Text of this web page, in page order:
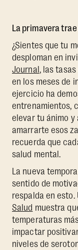
La primavera
¿Sientes que tu
desploman en
Journal , las
en los meses de
ejercicio ha
entrenamientos,
elevar tu ánimo y
amarrarte esos
recuerda que
salud mental.
La nueva
sentido de
respalda en esto.
Salud muestra
temperaturas
impactar
niveles de